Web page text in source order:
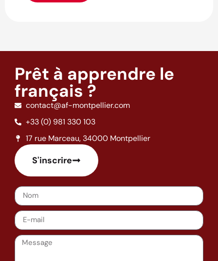
Prêt à apprendre le
français ?
contact@af-montpellier.com
+33 (0) 981 330 103
17 rue Marceau, 34000 Montpellier
S'inscrire